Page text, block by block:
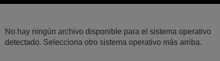
No hay ningún archivo disponible para el sistema operativo
detectado. Selecciona otro sistema operativo más arriba.